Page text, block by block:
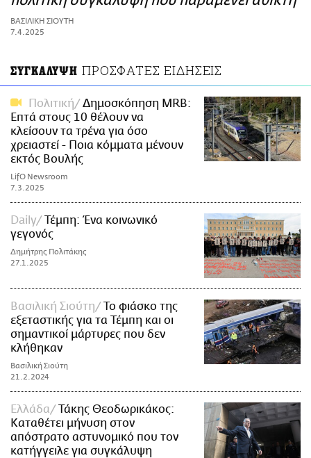
ΑΜΠΑ
PRINT
ΒΑΣΙΛΙΚΗ ΣΙΟΥΤΗ
7.4.2025
ΣΥΓΚΑΛΥΨΗ ΠΡΟΣΦΑΤΕΣ ΕΙΔΗΣΕΙΣ
Πολιτική
Δημοσκόπηση MRB:
Επτά στους 10 θέλουν να
κλείσουν τα τρένα για όσο
χρειαστεί - Ποια κόμματα μένουν
εκτός Βουλής
LifO Newsroom
7.3.2025
Daily
Τέμπη: Ένα κοινωνικό
γεγονός
Δημήτρης Πολιτάκης
27.1.2025
Βασιλική Σιούτη
Το φιάσκο της
εξεταστικής για τα Τέμπη και οι
σημαντικοί μάρτυρες που δεν
κλήθηκαν
Βασιλική Σιούτη
21.2.2024
Ελλάδα
Τάκης Θεοδωρικάκος:
Καταθέτει μήνυση στον
απόστρατο αστυνομικό που τον
κατήγγειλε για συγκάλυψη